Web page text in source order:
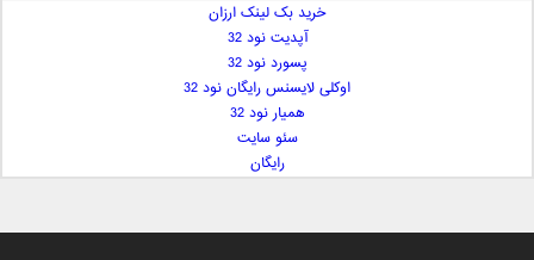
ایمان فلاح
خرید بک لینک ارزان
آپدیت نود 32
پسورد نود 32
اوکلی لایسنس رایگان نود 32
همیار نود 32
سئو سایت
رایگان